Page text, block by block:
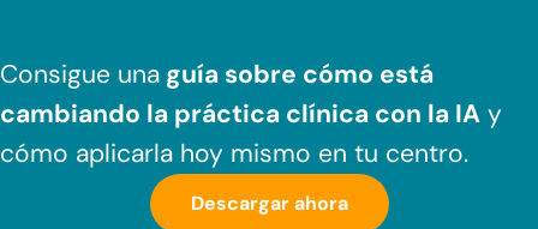
Consigue una guía sobre cómo está
cambiando la práctica clínica con la IA y
cómo aplicarla hoy mismo en tu centro.
Descargar ahora